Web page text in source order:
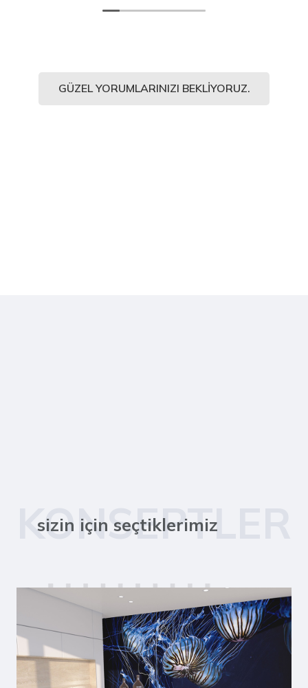
GÜZEL YORUMLARINIZI BEKLIYORUZ.
KONSEPTLER
sizin için seçtiklerimiz